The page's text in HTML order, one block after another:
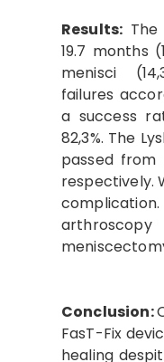
Results:
19.7 months
menisci
failures
a success
82,3%. The
passed from
respectively.
Conclusion:
FasT-Fix
healing